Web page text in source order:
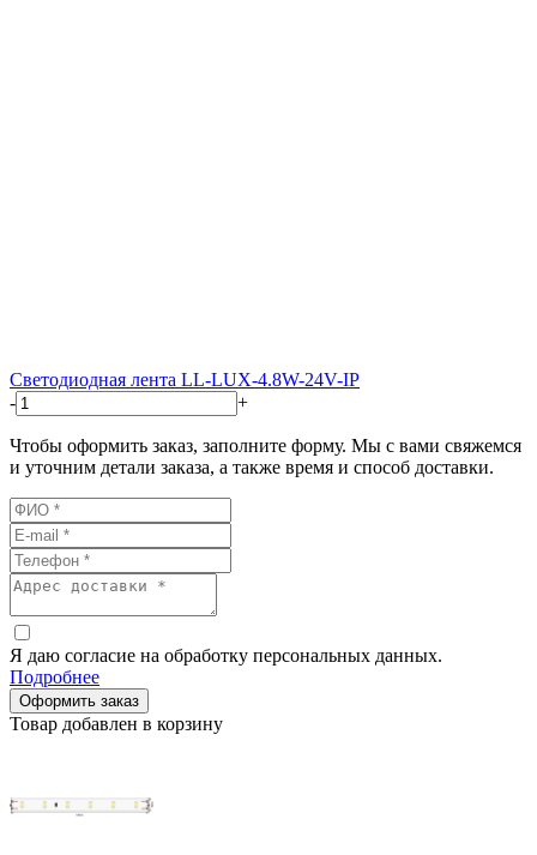
Светодиодная лента LL-LUX-4.8W-24V-IP
-
+
Чтобы оформить заказ, заполните форму. Мы с вами свяжемся
и уточним детали заказа, а также время и способ доставки.
Я даю согласие на обработку персональных данных.
Подробнее
Оформить заказ
Товар добавлен в корзину